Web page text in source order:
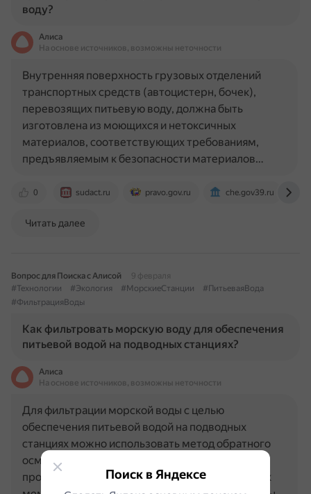
воду?
Алиса
На основе источников, возможны неточности
0 sudact.ru pravo.gov.ru che.gov39.ru
Внутренняя поверхность грузовых отделений
транспортных средств (автоцистерн, бочек),
перевозящих питьевую воду, должна быть
изготовлена из моющихся и нетоксичных
материалов, соответствующих требованиям,
предъявляемым к безопасности материалов…
Читать далее
Вопрос для Поиска с Алисой
9 февраля
#Технологии
#Экология #МорскиеСтанции
#ПитьеваяВода
#ФильтрацияВоды
Как фильтровать морскую воду для обеспечения
питьевой водой на подводных станциях?
Алиса
На основе источников, возможны неточности
Для фильтрации морской воды с целью
обеспечения питьевой водой на подводных
станциях можно использовать метод обратного
осмоса. В этом процессе солёная вода
пропускается через систему полупроницаемых
Поиск в Яндексе